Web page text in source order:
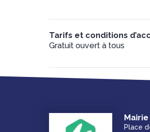
Tarifs et conditions
Gratuit ouvert à tous
Place